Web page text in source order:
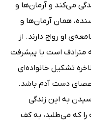
می‌کند و آرمان‌ها و
همان آرمان‌ها و
او رواج دارند. از
مترادف است با پیشرفت
تشکیل خانواده‌ای
عصای دست آدم باشد.
به این زندگی
که می‌طلبد، به کف